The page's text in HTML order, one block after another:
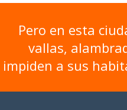
Pero en esta
vallas,
impiden a sus